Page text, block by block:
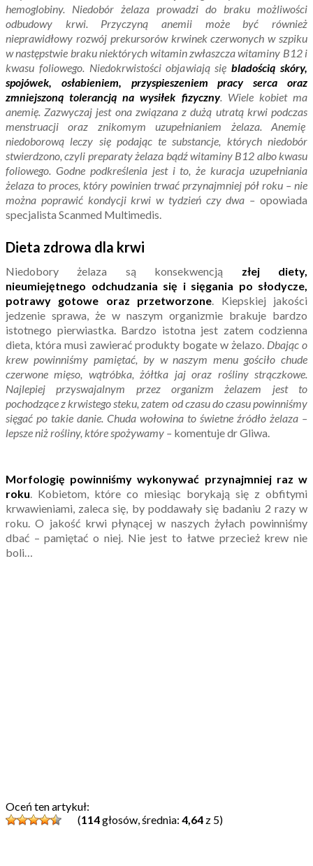
hemoglobiny. Niedobór żelaza prowadzi do braku możliwości
odbudowy krwi. Przyczyną anemii może być również
nieprawidłowy rozwój prekursorów krwinek czerwonych w szpiku
w następstwie braku niektórych witamin zwłaszcza witaminy B12 i
kwasu foliowego. Niedokrwistości objawiają się bladością skóry,
spojówek, osłabieniem, przyspieszeniem pracy serca oraz
zmniejszoną tolerancją na wysiłek fizyczny. Wiele kobiet ma
anemię. Zazwyczaj jest ona związana z dużą utratą krwi podczas
menstruacji oraz znikomym uzupełnianiem żelaza. Anemię
niedoborową leczy się podając te substancje, których niedobór
stwierdzono, czyli preparaty żelaza bądź witaminy B12 albo kwasu
foliowego. Godne podkreślenia jest i to, że kuracja uzupełniania
żelaza to proces, który powinien trwać przynajmniej pół roku – nie
można poprawić kondycji krwi w tydzień czy dwa – opowiada
specjalista Scanmed Multimedis.
Dieta zdrowa dla krwi
Niedobory żelaza są konsekwencją złej diety,
nieumiejętnego odchudzania się i sięgania po słodycze,
potrawy gotowe oraz przetworzone . Kiepskiej jakości
jedzenie sprawa, że w naszym organizmie brakuje bardzo
istotnego pierwiastka. Bardzo istotna jest zatem codzienna
dieta, która musi zawierać produkty bogate w żelazo. Dbając o
krew powinniśmy pamiętać, by w naszym menu gościło chude
czerwone mięso, wątróbka, żółtka jaj oraz rośliny strączkowe.
Najlepiej przyswajalnym przez organizm żelazem jest to
pochodzące z krwistego steku, zatem od czasu do czasu powinniśmy
sięgać po takie danie. Chuda wołowina to świetne źródło żelaza –
lepsze niż rośliny, które spożywamy – komentuje dr Gliwa.
Morfologię powinniśmy wykonywać przynajmniej raz w
roku . Kobietom, które co miesiąc borykają się z obfitymi
krwawieniami, zaleca się, by poddawały się badaniu 2 razy w
roku. O jakość krwi płynącej w naszych żyłach powinniśmy
dbać – pamiętać o niej. Nie jest to łatwe przecież krew nie
boli…
Oceń ten artykuł:
(114głosów, średnia: 4,64 z 5)